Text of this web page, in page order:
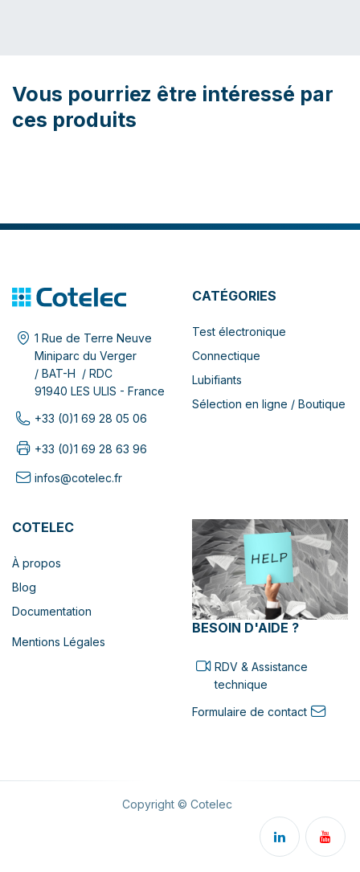
Vous pourriez être intéressé par
ces produits
1 Rue de Terre Neuve
Miniparc du Verger
/ BAT-H / RDC
91940 LES ULIS - France
+33 (0)1 69 28 05 06
+33 (0)1 69 28 63 96
infos@cotelec.fr
CATÉGORIES
Test électronique
Connectique
Lubifiants
Sélection en ligne / Boutique
COTELEC
À propos
Blog
Documentation
Mentions Légales
BESOIN D'AIDE ?
RDV & Assistance
technique
Formulaire de contact
Copyright © Cotelec